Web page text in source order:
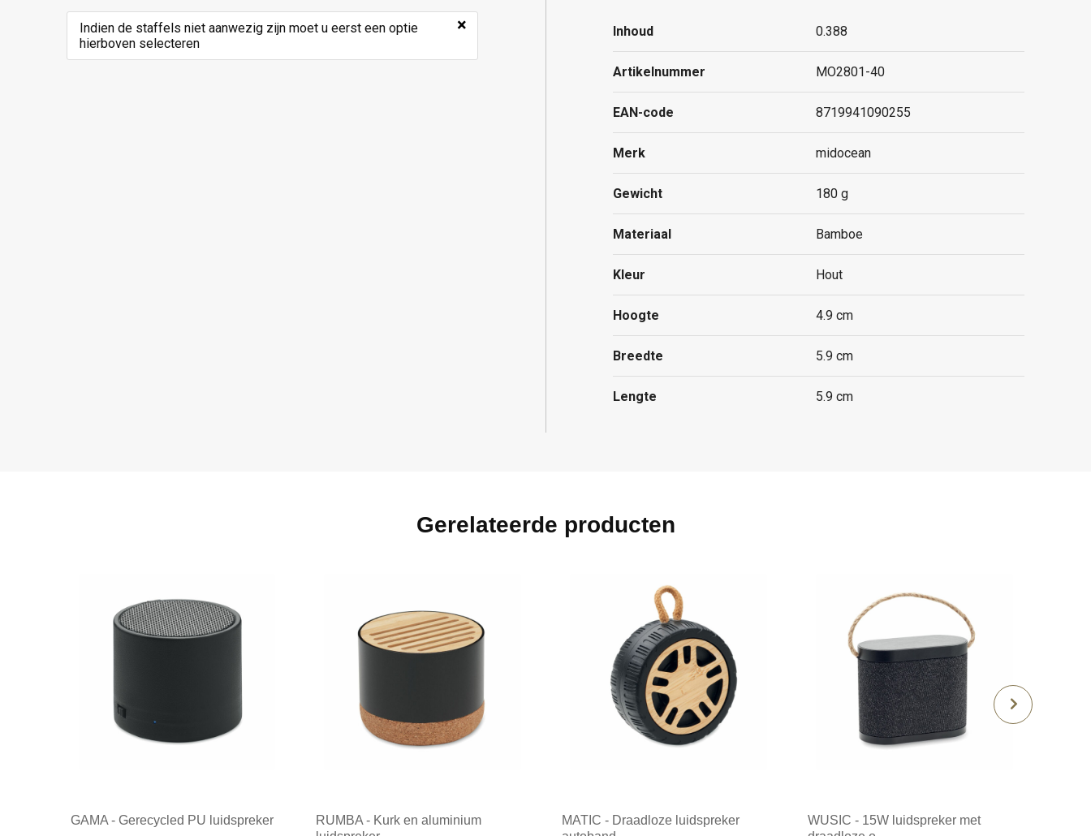
Indien de staffels niet aanwezig zijn moet u eerst een optie
hierboven selecteren
× Inhoud 0.388
Artikelnummer MO2801-40
EAN-code 8719941090255
Merk midocean
Gewicht 180 g
Materiaal Bamboe
Kleur Hout
Hoogte 4.9 cm
Breedte 5.9 cm
Lengte 5.9 cm
Gerelateerde producten
GAMA - Gerecycled PU luidspreker
RUMBA - Kurk en aluminium
MATIC - Draadloze luidspreker
WUSIC - 15W luidspreker met